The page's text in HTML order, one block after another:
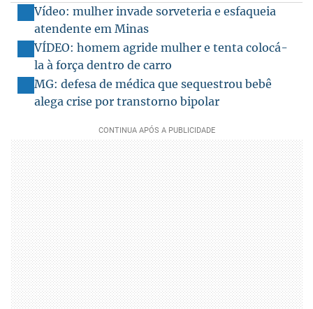
Vídeo: mulher invade sorveteria e esfaqueia
atendente em Minas
VÍDEO: homem agride mulher e tenta colocá-
la à força dentro de carro
MG: defesa de médica que sequestrou bebê
alega crise por transtorno bipolar